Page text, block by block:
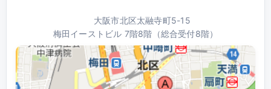
大阪市北区太融寺町5-15
梅田イーストビル 7階8階（総合受付8階）